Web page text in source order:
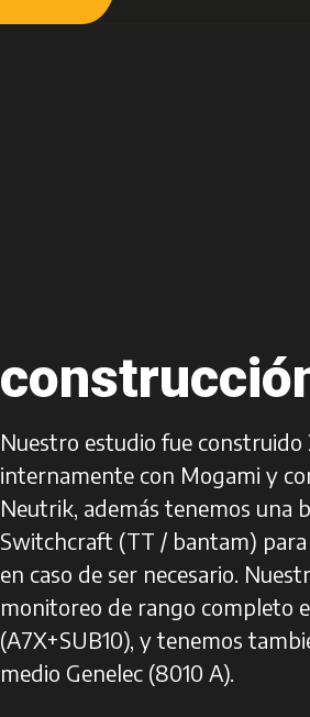
Nuestro estudio fue construido
internamente con Mogami y
Neutrik, además tenemos una
Switchcraft (TT / bantam) para
en caso de ser necesario.
monitoreo de rango completo
(A7X+SUB10), y tenemos
medio Genelec (8010 A).